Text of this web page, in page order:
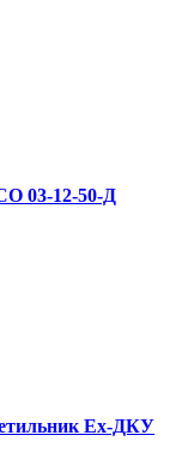
03-12-50-Д
Ex-ДКУ